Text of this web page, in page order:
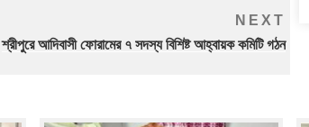
Post
NEXT
শ্রীপুরে আদিবাসী ফোরামের ৭ সদস্য বিশিষ্ট আহ্বায়ক কমিটি গঠন